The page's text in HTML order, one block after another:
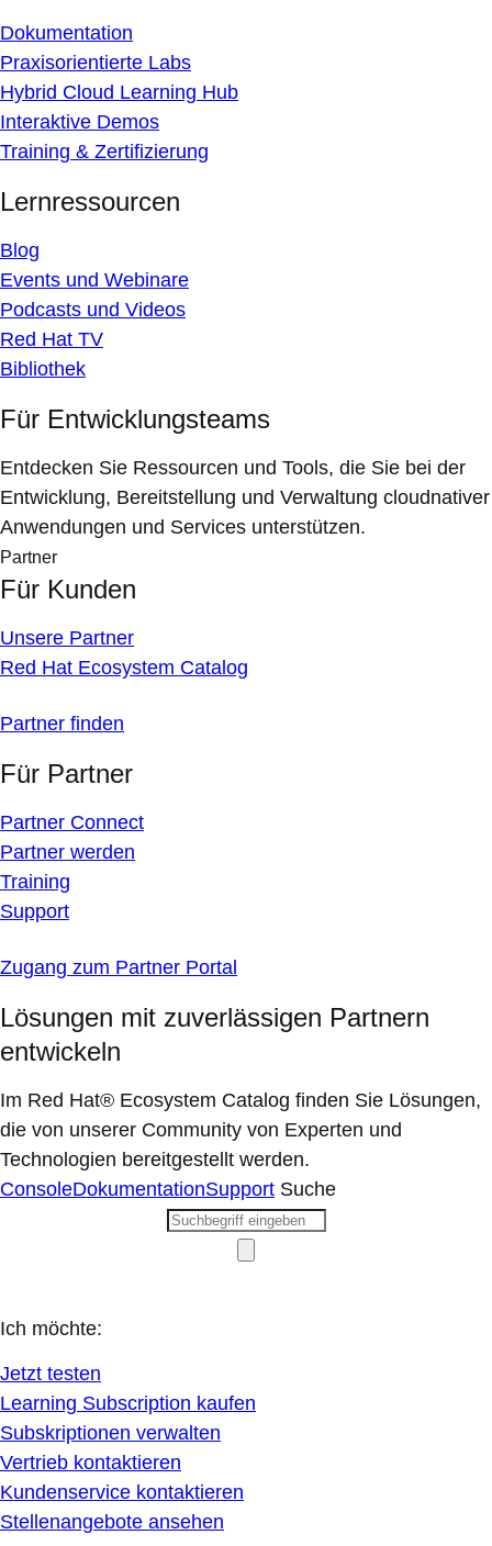
Dokumentation
Praxisorientierte Labs
Hybrid Cloud Learning Hub
Interaktive Demos
Training & Zertifizierung
Lernressourcen
Blog
Events und Webinare
Podcasts und Videos
Red Hat TV
Bibliothek
Für Entwicklungsteams
Entdecken Sie Ressourcen und Tools, die Sie bei der
Entwicklung, Bereitstellung und Verwaltung cloudnativer
Anwendungen und Services unterstützen.
Partner
Für Kunden
Unsere Partner
Red Hat Ecosystem Catalog
Partner finden
Für Partner
Partner Connect
Partner werden
Training
Support
Zugang zum Partner Portal
Lösungen mit zuverlässigen Partnern
entwickeln
Im Red Hat® Ecosystem Catalog finden Sie Lösungen,
die von unserer Community von Experten und
Technologien bereitgestellt werden.
ConsoleDokumentationSupport Suche
Ich möchte:
Jetzt testen
Learning Subscription kaufen
Subskriptionen verwalten
Vertrieb kontaktieren
Kundenservice kontaktieren
Stellenangebote ansehen